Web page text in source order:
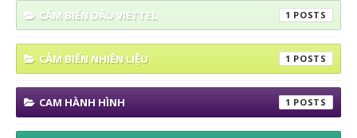
CẢM BIẾN DẦU VIETTEL 1
CẢM BIẾN NHIÊN LIỆU 1
CAM HÀNH HÌNH 1